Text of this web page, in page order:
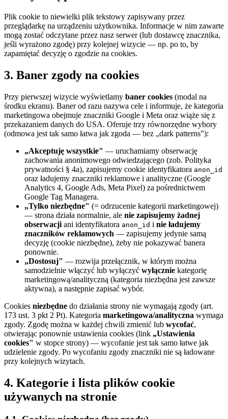
Plik cookie to niewielki plik tekstowy zapisywany przez
przeglądarkę na urządzeniu użytkownika. Informacje w nim zawarte
mogą zostać odczytane przez nasz serwer (lub dostawcę znacznika,
jeśli wyrażono zgodę) przy kolejnej wizycie — np. po to, by
zapamiętać decyzję o zgodzie na cookies.
3. Baner zgody na cookies
Przy pierwszej wizycie wyświetlamy baner cookies (modal na
środku ekranu). Baner od razu nazywa cele i informuje, że kategoria
marketingowa obejmuje znaczniki Google i Meta oraz wiąże się z
przekazaniem danych do USA. Oferuje trzy równorzędne wybory
(odmowa jest tak samo łatwa jak zgoda — bez „dark patterns"):
„Akceptuję wszystkie" — uruchamiamy obserwację
zachowania anonimowego odwiedzającego (zob. Polityka
prywatności § 4a), zapisujemy cookie identyfikatora anon_id
oraz ładujemy znaczniki reklamowe i analityczne (Google
Analytics 4, Google Ads, Meta Pixel) za pośrednictwem
Google Tag Managera.
„Tylko niezbędne" (= odrzucenie kategorii marketingowej)
— strona działa normalnie, ale nie zapisujemy żadnej
obserwacji ani identyfikatora anon_id i nie ładujemy
znaczników reklamowych — zapisujemy jedynie samą
decyzję (cookie niezbędne), żeby nie pokazywać banera
ponownie.
„Dostosuj" — rozwija przełącznik, w którym można
samodzielnie włączyć lub wyłączyć wyłącznie kategorię
marketingową/analityczną (kategoria niezbędna jest zawsze
aktywna), a następnie zapisać wybór.
Cookies niezbędne do działania strony nie wymagają zgody (art.
173 ust. 3 pkt 2 Pt). Kategoria marketingowa/analityczna wymaga
zgody. Zgodę można w każdej chwili zmienić lub wycofać,
otwierając ponownie ustawienia cookies (link „Ustawienia
cookies" w stopce strony) — wycofanie jest tak samo łatwe jak
udzielenie zgody. Po wycofaniu zgody znaczniki nie są ładowane
przy kolejnych wizytach.
4. Kategorie i lista plików cookie
używanych na stronie